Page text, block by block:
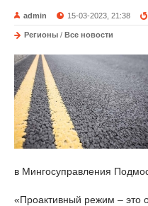
admin 15-03-2023, 21:38
Регионы / Все новости
в Мингосуправления
«Проактивный режим – это